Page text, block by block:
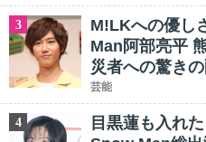
3
M!LKへの優し
Man阿部亮平
災者への驚き
芸能
4
目黒蓮も入れ